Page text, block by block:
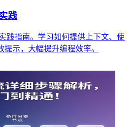
践
践指南。学习如何提供上下文、使
示，大幅提升编程效率。